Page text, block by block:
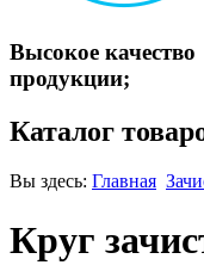
Высокое качество
продукции;
Каталог
Вы здесь: Главная
Круг